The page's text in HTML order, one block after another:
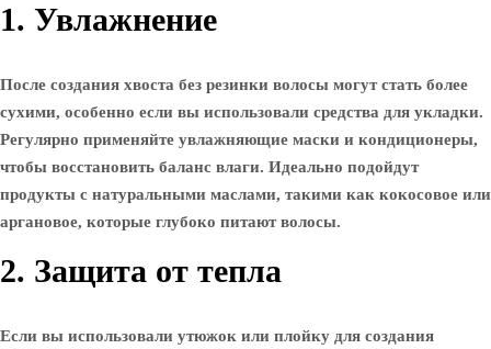
1. Увлажнение
После создания хвоста без резинки волосы могут стать более
сухими, особенно если вы использовали средства для укладки.
Регулярно применяйте увлажняющие маски и кондиционеры,
чтобы восстановить баланс влаги. Идеально подойдут
продукты с натуральными маслами, такими как кокосовое или
аргановое, которые глубоко питают волосы.
2. Защита от тепла
Если вы использовали утюжок или плойку для создания